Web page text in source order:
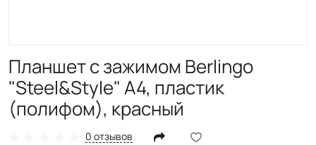
Планшет с зажимом Berlingo
"Steel&Style" А4, пластик
(полифом), красный
0 отзывов